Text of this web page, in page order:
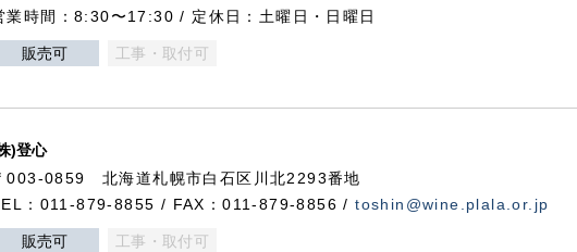
業時間：8:30〜17:30 / 定休日：土曜日・日曜日
販売可 工事・取付可
)登心
003-0859 北海道札幌市白石区川北2293番地
：011-879-8855 / FAX：011-879-8856 /toshin@wine.plala.or.jp
販売可 工事・取付可